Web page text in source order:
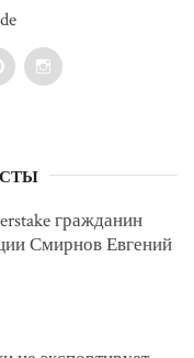
PinterestInstagram
гражданин
Смирнов Евгений